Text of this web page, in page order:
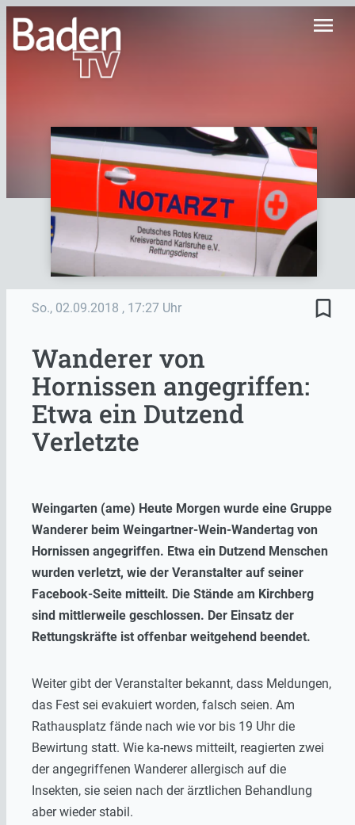
menu
So., 02.09.2018 , 17:27 Uhr bookmark_border
Wanderer von
Hornissen angegriffen:
Etwa ein Dutzend
Verletzte
Weingarten (ame) Heute Morgen wurde eine Gruppe
Wanderer beim Weingartner-Wein-Wandertag von
Hornissen angegriffen. Etwa ein Dutzend Menschen
wurden verletzt, wie der Veranstalter auf seiner
Facebook-Seite mitteilt. Die Stände am Kirchberg
sind mittlerweile geschlossen. Der Einsatz der
Rettungskräfte ist offenbar weitgehend beendet.
Weiter gibt der Veranstalter bekannt, dass Meldungen,
das Fest sei evakuiert worden, falsch seien. Am
Rathausplatz fände nach wie vor bis 19 Uhr die
Bewirtung statt. Wie ka-news mitteilt, reagierten zwei
der angegriffenen Wanderer allergisch auf die
Insekten, sie seien nach der ärztlichen Behandlung
aber wieder stabil.